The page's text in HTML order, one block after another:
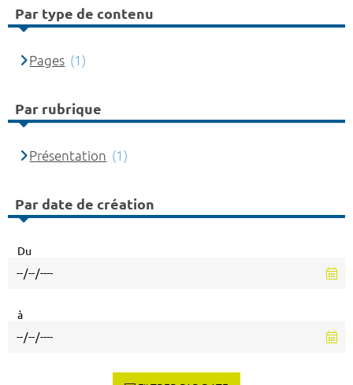
Par type de contenu
Pages (1)
Par rubrique
Présentation (1)
Par date de création
Du
à